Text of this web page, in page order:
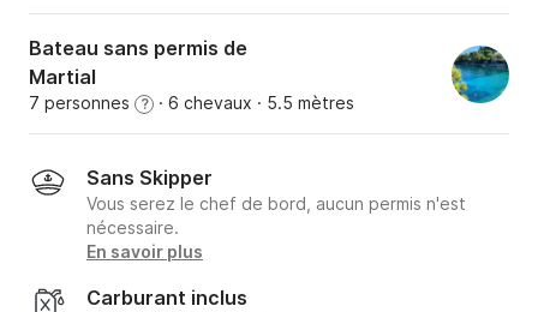
Bateau sans permis de
Martial
7 personnes ? · 6 chevaux · 5.5 mètres
Sans Skipper
Vous serez le chef de bord, aucun permis n'est
nécessaire.
En savoir plus
Carburant inclus